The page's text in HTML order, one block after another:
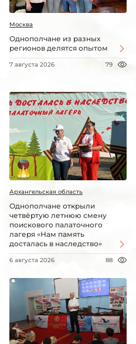
Москва
Однополчане из разных
регионов делятся опытом
7 августа 2026 79
Архангельская область
Однополчане открыли
четвёртую летнюю смену
поискового палаточного
лагеря «Нам память
досталась в наследство»
6 августа 2026 88